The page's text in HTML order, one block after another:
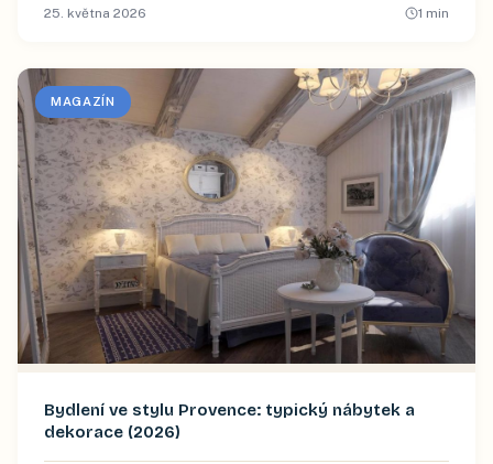
25. května 2026 1 min
MAGAZÍN
Bydlení ve stylu Provence: typický nábytek a
dekorace (2026)